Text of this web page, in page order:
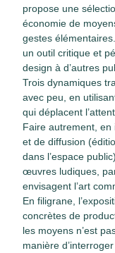
propose une
économie de
gestes
un outil critique et
design à d’autres
Trois dynamiques
avec peu , en
qui déplacent
Faire autrement, en
et de diffusion
dans l’espace
œuvres ludiques,
envisagent l’art
En filigrane,
concrètes de
les moyens n’est
manière